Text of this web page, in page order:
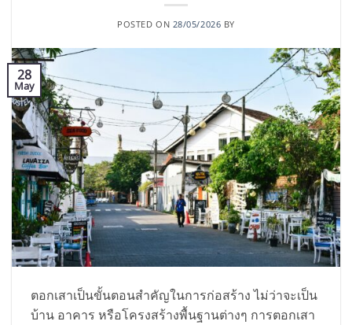
POSTED ON 28/05/2026 BY
28
May
ตอกเสาเป็นขั้นตอนสำคัญในการก่อสร้าง ไม่ว่าจะเป็น
บ้าน อาคาร หรือโครงสร้างพื้นฐานต่างๆ การตอกเสา